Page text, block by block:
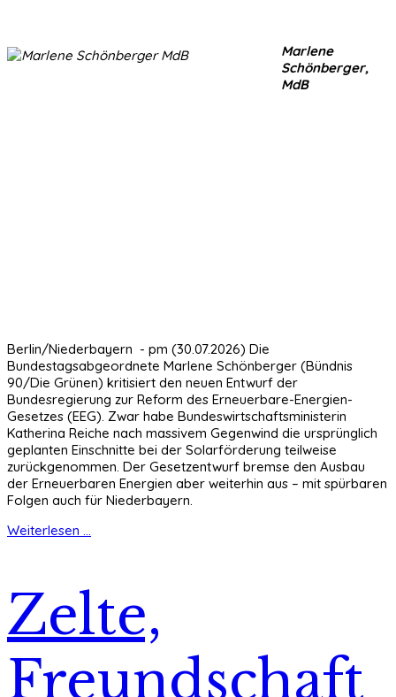
Marlene
Schönberger,
MdB
Berlin/Niederbayern - pm (30.07.2026) Die
Bundestagsabgeordnete Marlene Schönberger (Bündnis
90/Die Grünen) kritisiert den neuen Entwurf der
Bundesregierung zur Reform des Erneuerbare-Energien-
Gesetzes (EEG). Zwar habe Bundeswirtschaftsministerin
Katherina Reiche nach massivem Gegenwind die ursprünglich
geplanten Einschnitte bei der Solarförderung teilweise
zurückgenommen. Der Gesetzentwurf bremse den Ausbau
der Erneuerbaren Energien aber weiterhin aus – mit spürbaren
Folgen auch für Niederbayern.
Weiterlesen ...
Zelte,
Freundschaft